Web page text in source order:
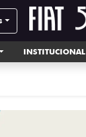
INSTITUCIONAL